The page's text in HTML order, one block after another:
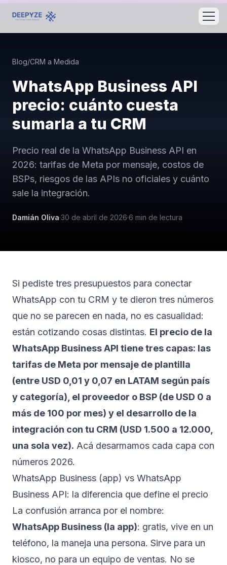
Blog/CRM a Medida
WhatsApp Business API
precio: cuánto cuesta
sumarla a tu CRM
Precio real de la WhatsApp Business API en
2026: tarifas de Meta por mensaje, costos de
BSPs, riesgos de las APIs no oficiales y cuánto
sale la integración.
Damián Oliva·30 de abril de 2026·6 min de lectura
Si pediste tres presupuestos para conectar
WhatsApp con tu CRM y te dieron tres números
que no se parecen en nada, no es casualidad:
están cotizando cosas distintas. El precio de la
WhatsApp Business API tiene tres capas: las
tarifas de Meta por mensaje de plantilla
(entre USD 0,01 y 0,07 en LATAM según país
y categoría), el proveedor o BSP (de USD 0 a
más de 100 por mes) y el desarrollo de la
integración con tu CRM (USD 1.500 a 12.000,
una sola vez). Acá desarmamos cada capa con
números 2026.
WhatsApp Business (app) vs WhatsApp
Business API: la diferencia que define el precio
La confusión arranca por el nombre:
WhatsApp Business (la app): gratis, vive en un
teléfono, la maneja una persona. Sirve para un
kiosco, no para un equipo de ventas. No se